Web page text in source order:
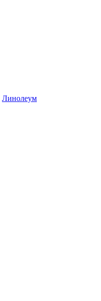
Линолеум